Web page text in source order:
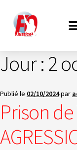
Jour : 2
Publié le 02/10/2024par
Prison